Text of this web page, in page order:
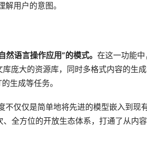
用户的意图。
语言操作应用”的模式。 在这一功能中
庞大的资源库，同时多格式内容的生
生成等任务。
不仅仅是简单地将先进的模型嵌入到现
全方位的开放生态体系，打通了从内